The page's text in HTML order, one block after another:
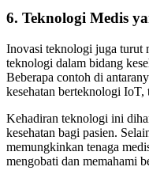
6. Teknologi Medis
Inovasi teknologi juga turut
teknologi dalam bidang
Beberapa contoh di
kesehatan berteknologi IoT,
Kehadiran teknologi ini
kesehatan bagi pasien.
memungkinkan tenaga
mengobati dan memahami